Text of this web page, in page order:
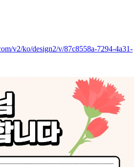
v2/ko/design2/v/87c8558a-7294-4a31-